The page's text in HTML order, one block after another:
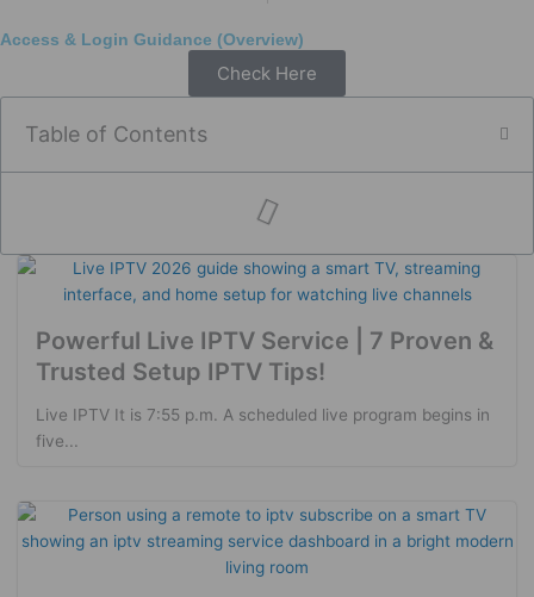
Access & Login Guidance (Overview)
Check Here
Table of Contents
Powerful Live IPTV Service | 7 Proven &
Trusted Setup IPTV Tips!
Live IPTV It is 7:55 p.m. A scheduled live program begins in
five...